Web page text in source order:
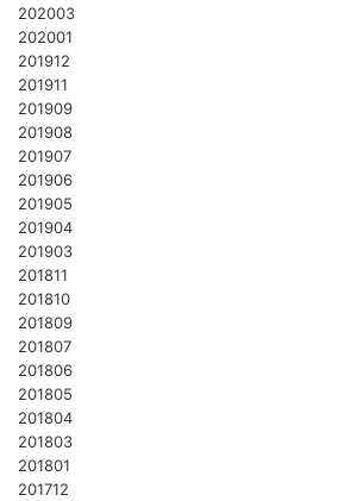
202003
202001
201912
201911
201909
201908
201907
201906
201905
201904
201903
201811
201810
201809
201807
201806
201805
201804
201803
201801
201712